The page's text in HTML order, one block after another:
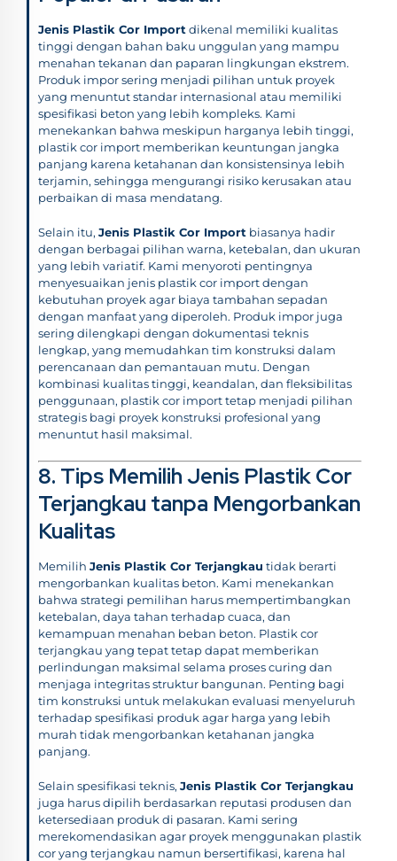
Jenis Plastik Cor Import dikenal memiliki kualitas
tinggi dengan bahan baku unggulan yang mampu
menahan tekanan dan paparan lingkungan ekstrem.
Produk impor sering menjadi pilihan untuk proyek
yang menuntut standar internasional atau memiliki
spesifikasi beton yang lebih kompleks. Kami
menekankan bahwa meskipun harganya lebih tinggi,
plastik cor import memberikan keuntungan jangka
panjang karena ketahanan dan konsistensinya lebih
terjamin, sehingga mengurangi risiko kerusakan atau
perbaikan di masa mendatang.
Selain itu, Jenis Plastik Cor Import biasanya hadir
dengan berbagai pilihan warna, ketebalan, dan ukuran
yang lebih variatif. Kami menyoroti pentingnya
menyesuaikan jenis plastik cor import dengan
kebutuhan proyek agar biaya tambahan sepadan
dengan manfaat yang diperoleh. Produk impor juga
sering dilengkapi dengan dokumentasi teknis
lengkap, yang memudahkan tim konstruksi dalam
perencanaan dan pemantauan mutu. Dengan
kombinasi kualitas tinggi, keandalan, dan fleksibilitas
penggunaan, plastik cor import tetap menjadi pilihan
strategis bagi proyek konstruksi profesional yang
menuntut hasil maksimal.
8. Tips Memilih Jenis Plastik Cor
Terjangkau tanpa Mengorbankan
Kualitas
Memilih Jenis Plastik Cor Terjangkau tidak berarti
mengorbankan kualitas beton. Kami menekankan
bahwa strategi pemilihan harus mempertimbangkan
ketebalan, daya tahan terhadap cuaca, dan
kemampuan menahan beban beton. Plastik cor
terjangkau yang tepat tetap dapat memberikan
perlindungan maksimal selama proses curing dan
menjaga integritas struktur bangunan. Penting bagi
tim konstruksi untuk melakukan evaluasi menyeluruh
terhadap spesifikasi produk agar harga yang lebih
murah tidak mengorbankan ketahanan jangka
panjang.
Selain spesifikasi teknis, Jenis Plastik Cor Terjangkau
juga harus dipilih berdasarkan reputasi produsen dan
ketersediaan produk di pasaran. Kami sering
merekomendasikan agar proyek menggunakan plastik
cor yang terjangkau namun bersertifikasi, karena hal